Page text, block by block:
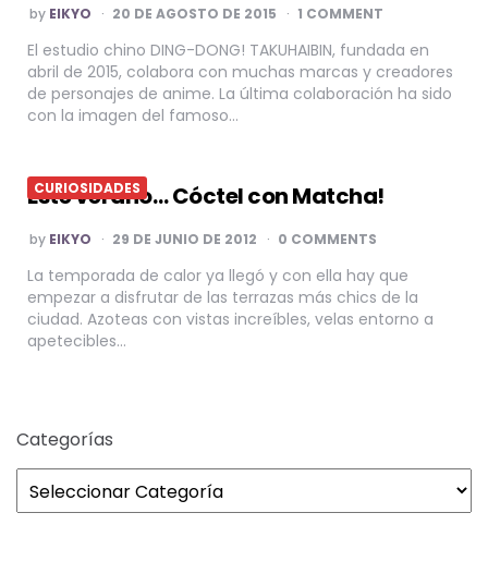
POSTED
BY
by EIKYO 20 DE AGOSTO DE 2015 1 COMMENT
El estudio chino DING-DONG! TAKUHAIBIN, fundada en
abril de 2015, colabora con muchas marcas y creadores
de personajes de anime. La última colaboración ha sido
con la imagen del famoso…
CURIOSIDADES
Este verano… Cóctel con Matcha!
POSTED
BY
by EIKYO 29 DE JUNIO DE 2012 0 COMMENTS
La temporada de calor ya llegó y con ella hay que
empezar a disfrutar de las terrazas más chics de la
ciudad. Azoteas con vistas increíbles, velas entorno a
apetecibles…
Categorías